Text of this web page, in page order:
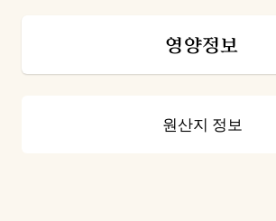
영양정보
원산지 정보